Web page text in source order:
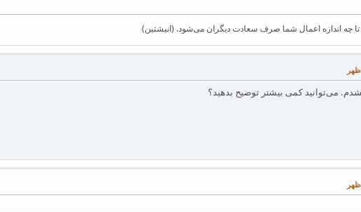
چه اندازه اعمال شما صرف سعادت دیگران می‌شود. (انیشتین)
می‌توانید کمی بیشتر توضیح بدهید؟